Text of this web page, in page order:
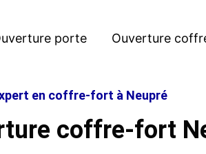
porte Ouverture
en coffre-fort à Neupré
coffre-fort